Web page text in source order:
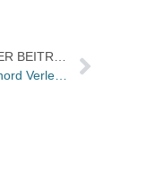
NÄCHSTER BEITRAG
… hansanord Verleger Thomas Stolze: „Lavendelsplitter“ heute in BILD